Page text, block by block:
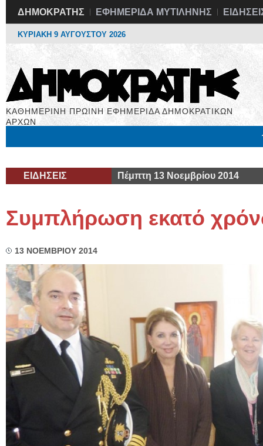
ΔΗΜΟΚΡΑΤΗΣ ΕΦΗΜΕΡΙΔΑ ΜΥΤΙΛΗΝΗΣ
ΚΥΡΙΑΚΗ 9 ΑΥΓΟΥΣΤΟΥ 2026
ΚΑΘΗΜΕΡΙΝΗ ΠΡΩΙΝΗ ΕΦΗΜΕΡΙΔΑ ΔΗΜΟΚΡΑΤΙΚΩΝ
ΑΡΧΩΝ
ΕΙΔΗΣΕΙΣ Πέμπτη 13 Νοεμβρίου 2014
Συμπλήρωση εκατό
13 ΝΟΕΜΒΡΙΟΥ 2014